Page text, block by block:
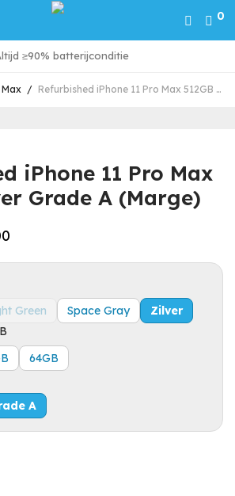
0
≥90% batterijconditie
Max / Refurbished iPhone 11 Pro Max 512GB Zilver Grade A (Marge)
iPhone 11 Pro Max
Grade A (Marge)
Green Space Gray
Zilver
64GB
A